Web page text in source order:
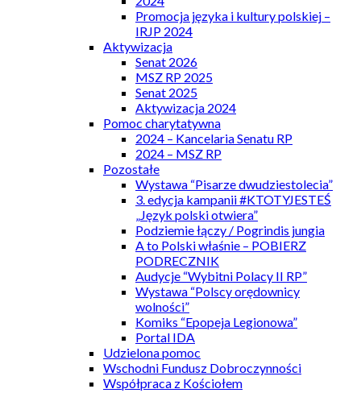
Promocja języka i kultury polskiej –
IRJP 2024
Aktywizacja
Senat 2026
MSZ RP 2025
Senat 2025
Aktywizacja 2024
Pomoc charytatywna
2024 – Kancelaria Senatu RP
2024 – MSZ RP
Pozostałe
Wystawa “Pisarze dwudziestolecia”
3. edycja kampanii #KTOTYJESTEŚ
„Język polski otwiera”
Podziemie łączy / Pogrindis jungia
A to Polski właśnie – POBIERZ
PODRECZNIK
Audycje “Wybitni Polacy II RP”
Wystawa “Polscy orędownicy
wolności”
Komiks “Epopeja Legionowa”
Portal IDA
Udzielona pomoc
Wschodni Fundusz Dobroczynności
Współpraca z Kościołem